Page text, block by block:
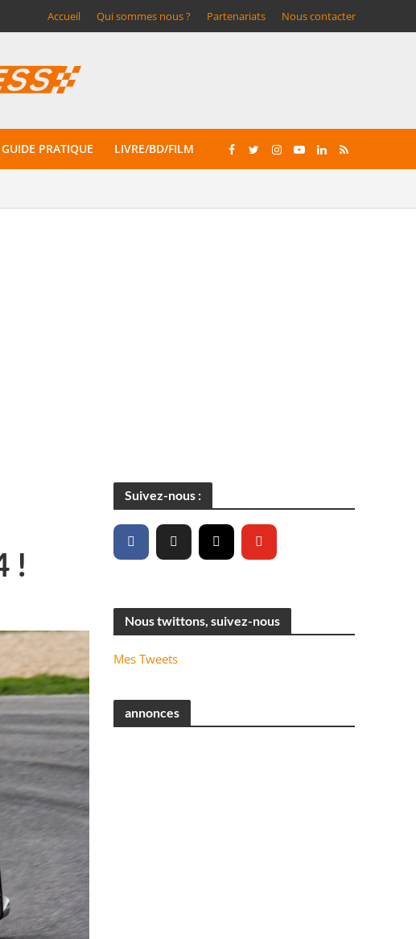
Accueil Qui sommes nous ? Partenariats Nous contacter
GUIDE PRATIQUE LIVRE/BD/FILM
!
Suivez-nous :
Nous twittons, suivez-nous
Mes Tweets
annonces